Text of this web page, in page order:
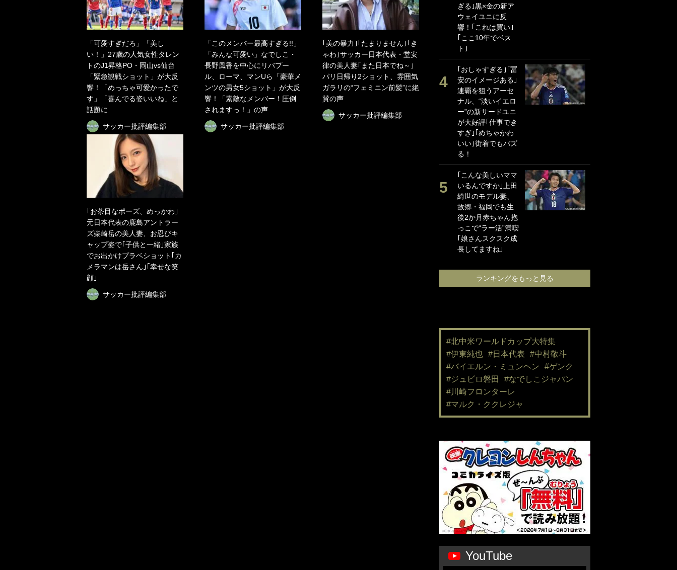
「可愛すぎだろ」「美し
い！」27歳の人気女性タレン
トのJ1昇格PO・岡山vs仙台
「緊急観戦ショット」が大反
響！「めっちゃ可愛かったで
す」「喜んでる姿いいね」と
話題に
サッカー批評編集部
「このメンバー最高すぎる!!」
「みんな可愛い」なでしこ・
長野風香を中心にリバプー
ル、ローマ、マンUら「豪華メ
ンツの男女5ショット」が大反
響！「素敵なメンバー！圧倒
されますっ！」の声
サッカー批評編集部
｢美の暴力｣｢たまりません｣｢き
ゃわ｣サッカー日本代表・堂安
律の美人妻｢また日本でね～｣
パリ日帰り2ショット、雰囲気
ガラリの“フェミニン前髪”に絶
賛の声
サッカー批評編集部
｢お茶目なポーズ、めっかわ｣
元日本代表の鹿島アントラー
ズ柴崎岳の美人妻、お忍びキ
ャップ姿で｢子供と一緒｣家族
でお出かけプラベショット｢カ
メラマンは岳さん｣｢幸せな笑
顔｣
サッカー批評編集部
ぎる｣黒×金の新ア
ウェイユニに反
響！｢これは買い｣
｢ここ10年でベス
ト｣
｢おしゃすぎる｣｢冨
安のイメージある｣
連覇を狙うアーセ
ナル、“淡いイエロ
ー”の新サードユニ
が大好評｢仕事でき
すぎ｣｢めちゃかわ
いい｣街着でもバズ
る！
｢こんな美しいママ
いるんですか｣上田
綺世のモデル妻、
故郷・福岡でも生
後2か月赤ちゃん抱
っこで“ラー活”満喫
｢娘さんスクスク成
長してますね｣
ランキングをもっと見る
#北中米ワールドカップ大特集
#伊東純也 #日本代表
#中村敬斗
#バイエルン・ミュンヘン
#ゲンク
#ジュビロ磐田
#なでしこジャパン
#川崎フロンターレ
#マルク・ククレジャ
YouTube